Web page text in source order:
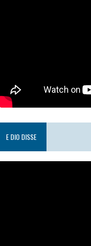
E DIO DISSE